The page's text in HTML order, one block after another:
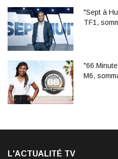
"Sept à
TF1,
"66
M6,
L'ACTUALITÉ TV